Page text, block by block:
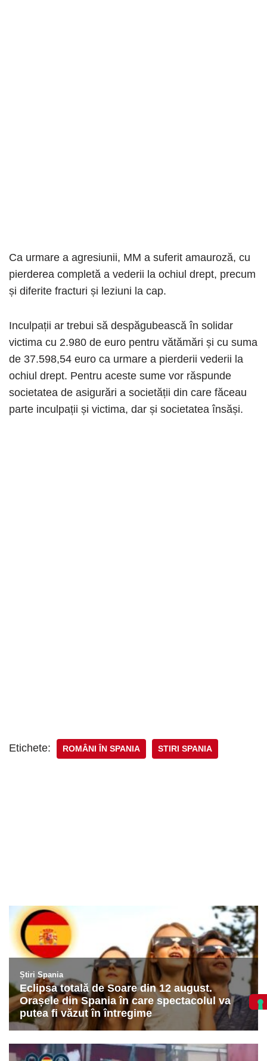
Ca urmare a agresiunii, MM a suferit amauroză, cu
pierderea completă a vederii la ochiul drept, precum
și diferite fracturi și leziuni la cap.
Inculpații ar trebui să despăgubească în solidar
victima cu 2.980 de euro pentru vătămări și cu suma
de 37.598,54 euro ca urmare a pierderii vederii la
ochiul drept. Pentru aceste sume vor răspunde
societatea de asigurări a societății din care făceau
parte inculpații și victima, dar și societatea însăși.
Etichete: ROMÂNI ÎN SPANIA STIRI SPANIA